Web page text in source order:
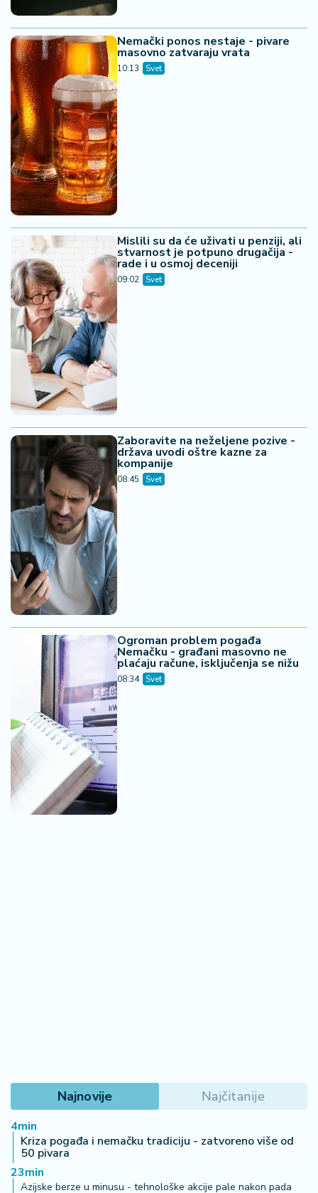
Nemački ponos nestaje - pivare
masovno zatvaraju vrata
10:13 Svet
Mislili su da će uživati u penziji, ali
stvarnost je potpuno drugačija -
rade i u osmoj deceniji
09:02 Svet
Zaboravite na neželjene pozive -
država uvodi oštre kazne za
kompanije
08:45 Svet
Ogroman problem pogađa
Nemačku - građani masovno ne
plaćaju račune, isključenja se nižu
08:34 Svet
Najnovije Najčitanije
4min
Kriza pogađa i nemačku tradiciju - zatvoreno više od
50 pivara
23min
Azijske berze u minusu - tehnološke akcije pale nakon pada